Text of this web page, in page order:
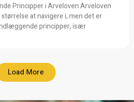
Principper i Arveloven Arveloven
at navigere i, men det er
principper, især
Load More